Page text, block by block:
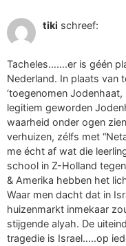
tiki schreef:
Tacheles…….er is géén
Nederland. In plaats van
‘toegenomen Jodenhaat,
legitiem geworden
waarheid onder ogen
verhuizen, zélfs met
me écht af wat die
school in Z-Holland
& Amerika hebben het
Waar men dacht dat in
huizenmarkt inmekaar
stijgende alyah. De
tragedie is Israel…..op